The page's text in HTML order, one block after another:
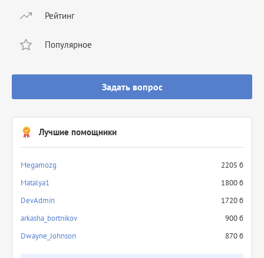
Рейтинг
Популярное
Задать вопрос
Лучшие помощники
Megamozg
2205 б
Matalya1
1800 б
DevAdmin
1720 б
arkasha_bortnikov
900 б
Dwayne_Johnson
870 б